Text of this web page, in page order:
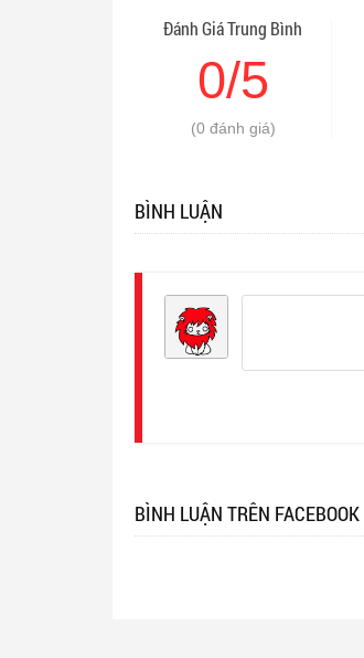
Đánh Giá Trung Bình
0/5
(0 đánh giá)
BÌNH LUẬN
BÌNH LUẬN TRÊN FACEBOOK